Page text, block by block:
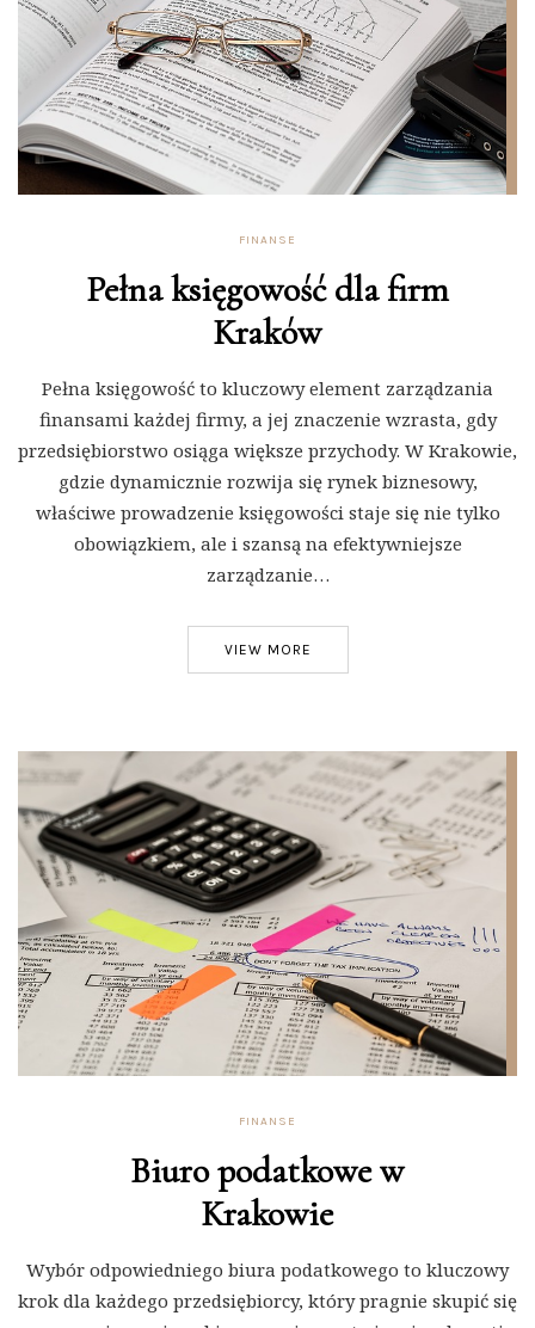
FINANSE
Pełna księgowość dla firm
Kraków
Pełna księgowość to kluczowy element zarządzania
finansami każdej firmy, a jej znaczenie wzrasta, gdy
przedsiębiorstwo osiąga większe przychody. W Krakowie,
gdzie dynamicznie rozwija się rynek biznesowy,
właściwe prowadzenie księgowości staje się nie tylko
obowiązkiem, ale i szansą na efektywniejsze
zarządzanie…
VIEW MORE
FINANSE
Biuro podatkowe w
Krakowie
Wybór odpowiedniego biura podatkowego to kluczowy
krok dla każdego przedsiębiorcy, który pragnie skupić się